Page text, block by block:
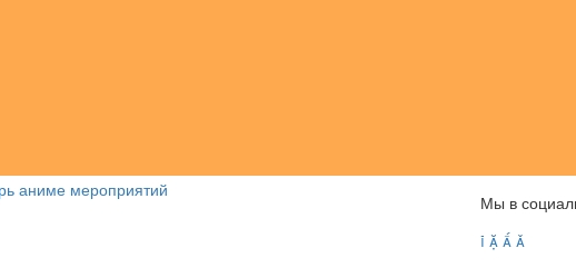
Мы в
   